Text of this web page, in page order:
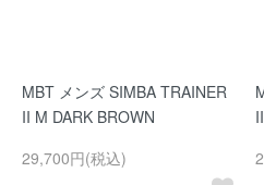
MBT メンズ SIMBA TRAINER
II M DARK BROWN
29,700円(税込)